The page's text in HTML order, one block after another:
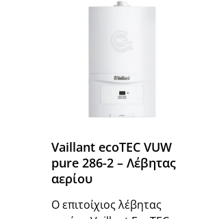
Vaillant ecoTEC VUW
pure 286-2 – Λέβητας
αερίου
Ο επιτοίχιος λέβητας